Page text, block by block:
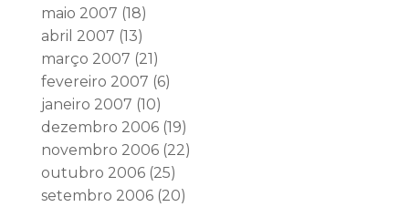
maio 2007 (18)
abril 2007 (13)
março 2007 (21)
fevereiro 2007 (6)
janeiro 2007 (10)
dezembro 2006(19)
novembro 2006(22)
outubro 2006(25)
setembro 2006(20)